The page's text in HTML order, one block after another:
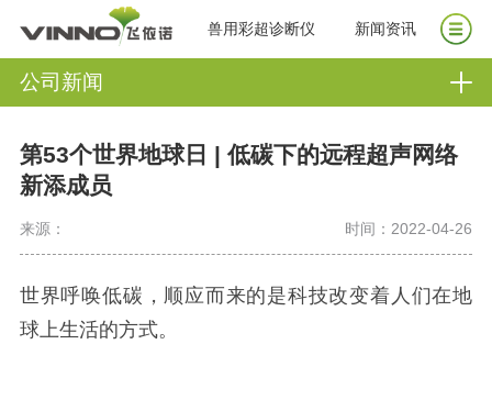
兽用彩超诊断仪 新闻资讯
公司新闻
第53个世界地球日 | 低碳下的远程超声网络
新添成员
来源： 时间：2022-04-26
世界呼唤低碳，顺应而来的是科技改变着人们在地
球上生活的方式。